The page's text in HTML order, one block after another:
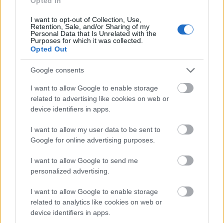
I want to opt-out of Collection, Use,
Retention, Sale, and/or Sharing of my
Personal Data that Is Unrelated with the
Purposes for which it was collected.
Opted Out
Google consents
I want to allow Google to enable storage
related to advertising like cookies on web or
device identifiers in apps.
I want to allow my user data to be sent to
Google for online advertising purposes.
I want to allow Google to send me
personalized advertising.
I want to allow Google to enable storage
related to analytics like cookies on web or
device identifiers in apps.
muzsika hangja, a londoni Richmondot a
, Norvégiát aSuccession. Dubrovnik,
A Trónok harca Királyvára,
kvótát is bevezetett, hogy
korlátozza a napi
látogatószámot.
A skót Skye szigetet aPrometheus
Outlandermiatt (is) lett népszerű, de
említhetjük aWednesdaysorozatban látott